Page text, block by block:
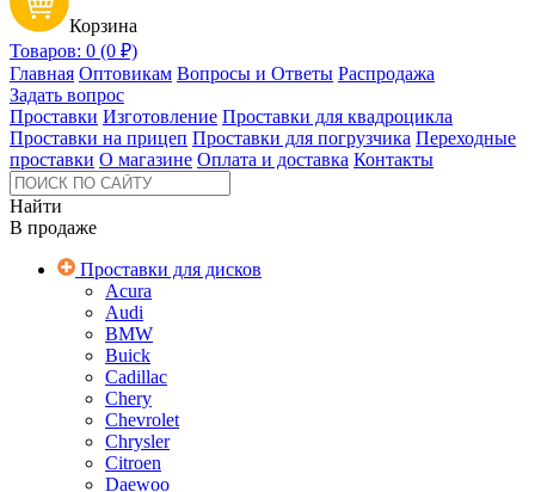
Корзина
Товаров: 0 (0 ₽)
Главная Оптовикам Вопросы и Ответы Распродажа
Задать вопрос
Проставки Изготовление Проставки для квадроцикла
Проставки на прицеп Проставки для погрузчика Переходные
проставки О магазине Оплата и доставка Контакты
Найти
В продаже
Проставки для дисков
Acura
Audi
BMW
Buick
Cadillac
Chery
Chevrolet
Chrysler
Citroen
Daewoo